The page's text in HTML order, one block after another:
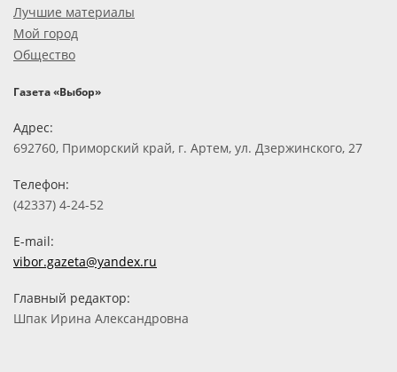
Лучшие материалы
Мой город
Общество
Газета «Выбор»
Адрес:
692760, Приморский край, г. Артем, ул. Дзержинского, 27
Телефон:
(42337) 4-24-52
E-mail:
vibor.gazeta@yandex.ru
Главный редактор:
Шпак Ирина Александровна